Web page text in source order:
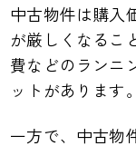
中古物件は購入
が厳しくなるこ
費などのランニ
ットがあります。
一方で、中古物